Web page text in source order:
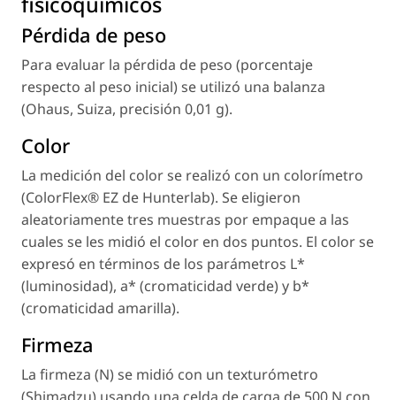
Pérdida de peso
Para evaluar la pérdida de peso (porcentaje
respecto al peso inicial) se utilizó una balanza
(Ohaus, Suiza, precisión 0,01 g).
Color
La medición del color se realizó con un colorímetro
(ColorFlex® EZ de Hunterlab). Se eligieron
aleatoriamente tres muestras por empaque a las
cuales se les midió el color en dos puntos. El color se
expresó en términos de los parámetros L*
(luminosidad), a* (cromaticidad verde) y b*
(cromaticidad amarilla).
Firmeza
La firmeza (N) se midió con un texturómetro